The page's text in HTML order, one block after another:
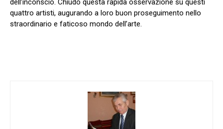
dell’inconscio. Chiudo questa rapida osservazione su questi
quattro artisti, augurando a loro buon proseguimento nello
straordinario e faticoso mondo dell’arte.